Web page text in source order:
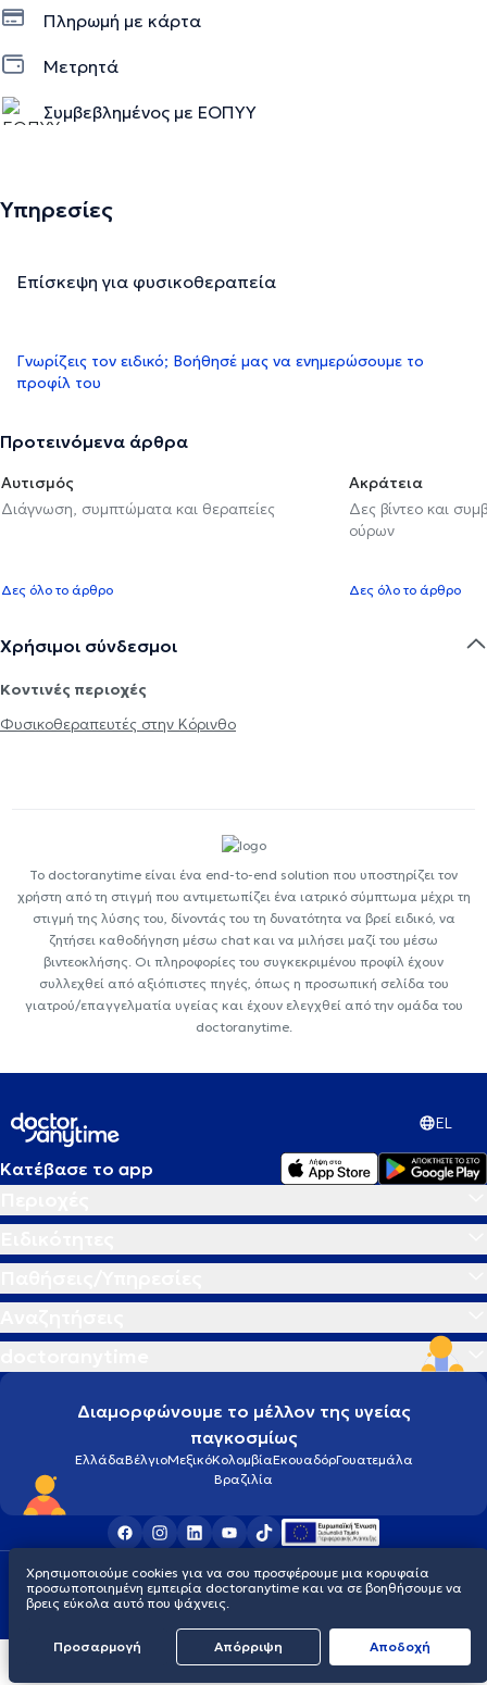
Πληρωμή με κάρτα
Μετρητά
Συμβεβλημένος με ΕΟΠΥΥ
Υπηρεσίες
Επίσκεψη για φυσικοθεραπεία
Γνωρίζεις τον ειδικό; Βοήθησέ μας να ενημερώσουμε το
προφίλ του
Προτεινόμενα άρθρα
Αυτισμός
Διάγνωση, συμπτώματα και θεραπείες
Δες όλο το άρθρο
Ακράτεια
Δες βίντεο και
ούρων
Δες όλο το άρθρο
Χρήσιμοι σύνδεσμοι
Κοντινές περιοχές
Φυσικοθεραπευτές στην Κόρινθο
Το doctoranytime είναι ένα end-to-end solution που υποστηρίζει τον
χρήστη από τη στιγμή που αντιμετωπίζει ένα ιατρικό σύμπτωμα μέχρι τη
στιγμή της λύσης του, δίνοντάς του τη δυνατότητα να βρεί ειδικό, να
ζητήσει καθοδήγηση μέσω chat και να μιλήσει μαζί του μέσω
βιντεοκλήσης. Οι πληροφορίες του συγκεκριμένου προφίλ έχουν
συλλεχθεί από αξιόπιστες πηγές, όπως η προσωπική σελίδα του
γιατρού/επαγγελματία υγείας και έχουν ελεγχθεί από την ομάδα του
doctoranytime.
EL
Κατέβασε το app
Διαμορφώνουμε το μέλλον της υγείας
παγκοσμίως
ΕλλάδαΒέλγιοΜεξικόΚολομβίαΕκουαδόρΓουατεμάλα
Βραζιλία
Οροι χρήσηςCookiesΠολιτική προστασίας προσωπικού απορρήτου
© 2026 doctoranytime
Χρησιμοποιούμε cookies για να σου προσφέρουμε μια κορυφαία
προσωποποιημένη εμπειρία doctoranytime και να σε βοηθήσουμε να
βρεις εύκολα αυτό που ψάχνεις.
Προσαρμογή Απόρριψη Aποδοχή